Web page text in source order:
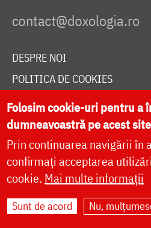
DESPRE NOI
POLITICA DE COOKIES
DONEAZĂ ONLINE PENTRU
LIVE
Site dezvoltat de
Arhiepiscopia Iașilor
Folosim cookie-uri pentru
dumneavoastră pe acest
Prin continuarea navigării în
confirmați acceptarea
cookie. Mai multe informații
Sunt de acord Nu,